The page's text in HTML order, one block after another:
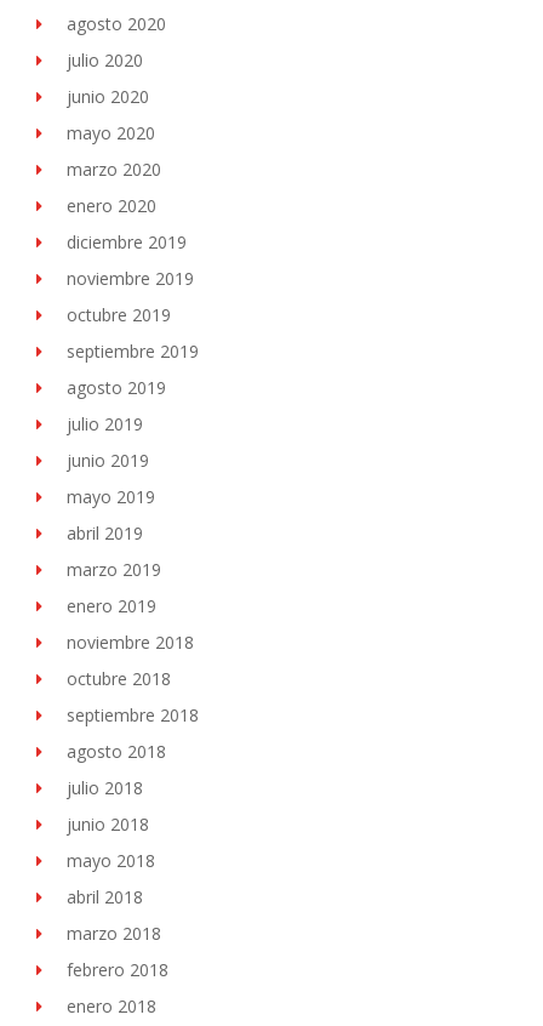
agosto 2020
julio 2020
junio 2020
mayo 2020
marzo 2020
enero 2020
diciembre 2019
noviembre 2019
octubre 2019
septiembre 2019
agosto 2019
julio 2019
junio 2019
mayo 2019
abril 2019
marzo 2019
enero 2019
noviembre 2018
octubre 2018
septiembre 2018
agosto 2018
julio 2018
junio 2018
mayo 2018
abril 2018
marzo 2018
febrero 2018
enero 2018